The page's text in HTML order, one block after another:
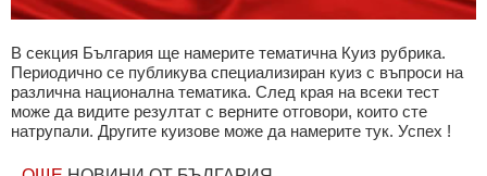
В секция България ще намерите тематична Куиз рубрика.
Периодично се публикува специализиран куиз с въпроси на
различна национална тематика. След края на всеки тест
може да видите резултат с верните отговори, които сте
натрупали. Другите куизове може да намерите тук. Успех !